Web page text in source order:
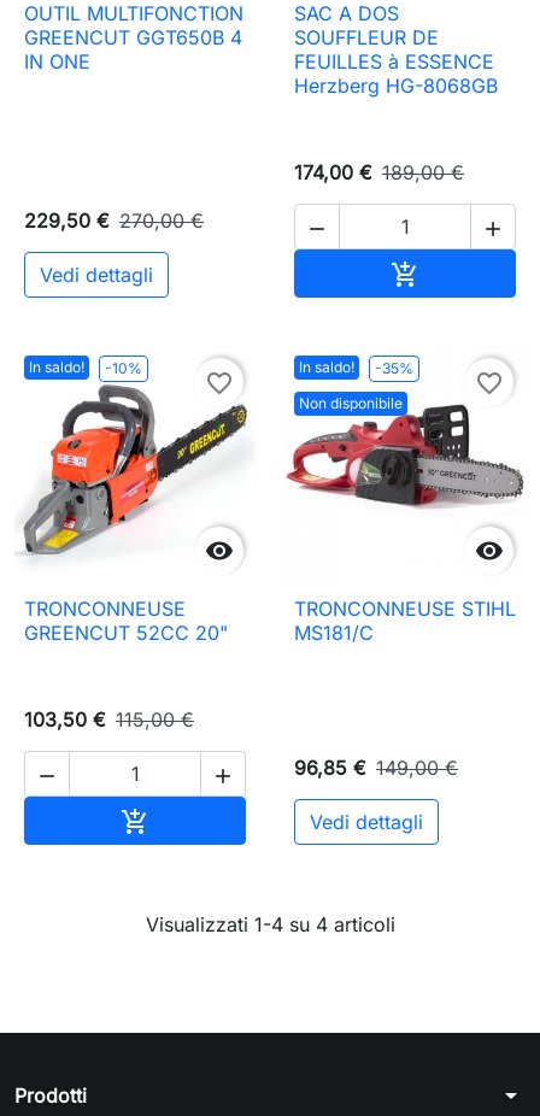
OUTIL MULTIFONCTION
GREENCUT GGT650B 4
IN ONE
229,50 € 270,00 €
Vedi dettagli
SAC A DOS
SOUFFLEUR DE
FEUILLES à ESSENCE
Herzberg HG-8068GB
174,00 € 189,00 €
 

In saldo! -10%

favorite_border
TRONCONNEUSE
GREENCUT 52CC 20"
103,50 € 115,00 €
 
 Aggiungi al carrello
In saldo!
-35%
Non disponibile

favorite_border
TRONCONNEUSE STIHL
MS181/C
96,85 € 149,00 €
Vedi dettagli
Visualizzati 1-4 su 4 articoli
Prodotti arrow_drop_down